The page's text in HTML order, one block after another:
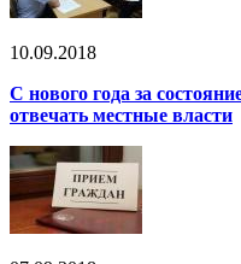
10.09.2018
С нового года за
отвечать местные власти